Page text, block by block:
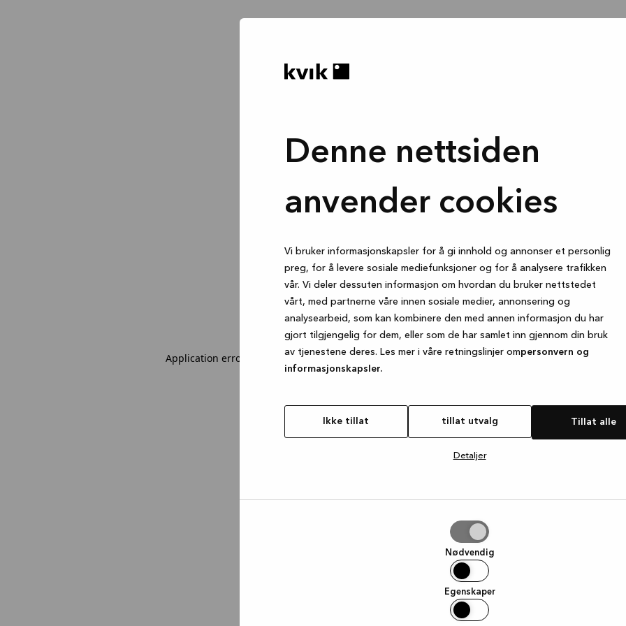
Denne nettsiden
anvender cookies
Vi bruker informasjonskapsler for å gi innhold og annonser et personlig
preg, for å levere sosiale mediefunksjoner og for å analysere trafikken
vår. Vi deler dessuten informasjon om hvordan du bruker nettstedet
vårt, med partnerne våre innen sosiale medier, annonsering og
analysearbeid, som kan kombinere den med annen informasjon du har
gjort tilgjengelig for dem, eller som de har samlet inn gjennom din bruk
av tjenestene deres. Les mer i våre retningslinjer ompersonvern og
informasjonskapsler.
Ikke tillat tillat utvalg Tillat alle
Detaljer
Nødvendig
Egenskaper
Application error: a client-side exception has occurred while loadingwww.kvik.no (see the